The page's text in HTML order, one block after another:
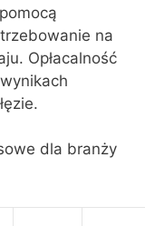
na
Opłacalność
dla branży